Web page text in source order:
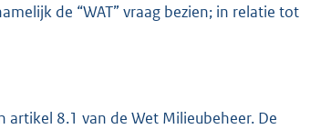
de “WAT” vraag bezien; in relatie tot
artikel 8.1 van de Wet Milieubeheer. De